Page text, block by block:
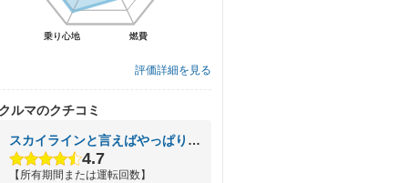
燃費
乗り心地 燃費
乗り心地
評価詳細を見る
クルマのクチコミ
スカイラインと言えばやっぱり特徴あるテールランプでしょ！！
4.7
【所有期間または運転回数】